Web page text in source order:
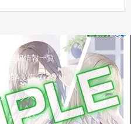
書籍情報一覧
GA文庫ブログ
GAノベル
ガンガンGA